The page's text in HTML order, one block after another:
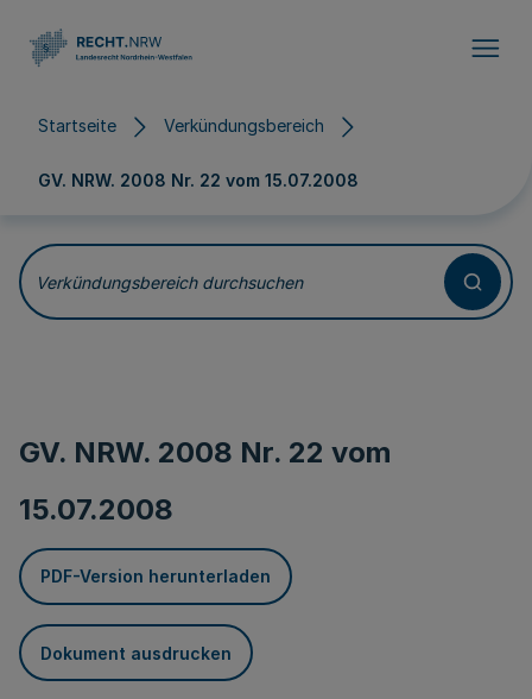
Startseite Verkündungsbereich
GV. NRW. 2008 Nr. 22 vom 15.07.2008
Verkündungsbereich durchsuchen
GV. NRW. 2008 Nr. 22 vom
15.07.2008
PDF-Version herunterladen
Dokument ausdrucken